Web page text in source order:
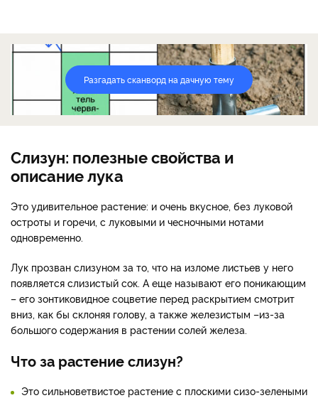
Разгадать сканворд на дачную тему
Слизун: полезные свойства и
описание лука
Это удивительное растение: и очень вкусное, без луковой
остроты и горечи, с луковыми и чесночными нотами
одновременно.
Лук прозван слизуном за то, что на изломе листьев у него
появляется слизистый сок. А еще называют его поникающим
– его зонтиковидное соцветие перед раскрытием смотрит
вниз, как бы склоняя голову, а также железистым –из-за
большого содержания в растении солей железа.
Что за растение слизун?
Это сильноветвистое растение с плоскими сизо-зелеными